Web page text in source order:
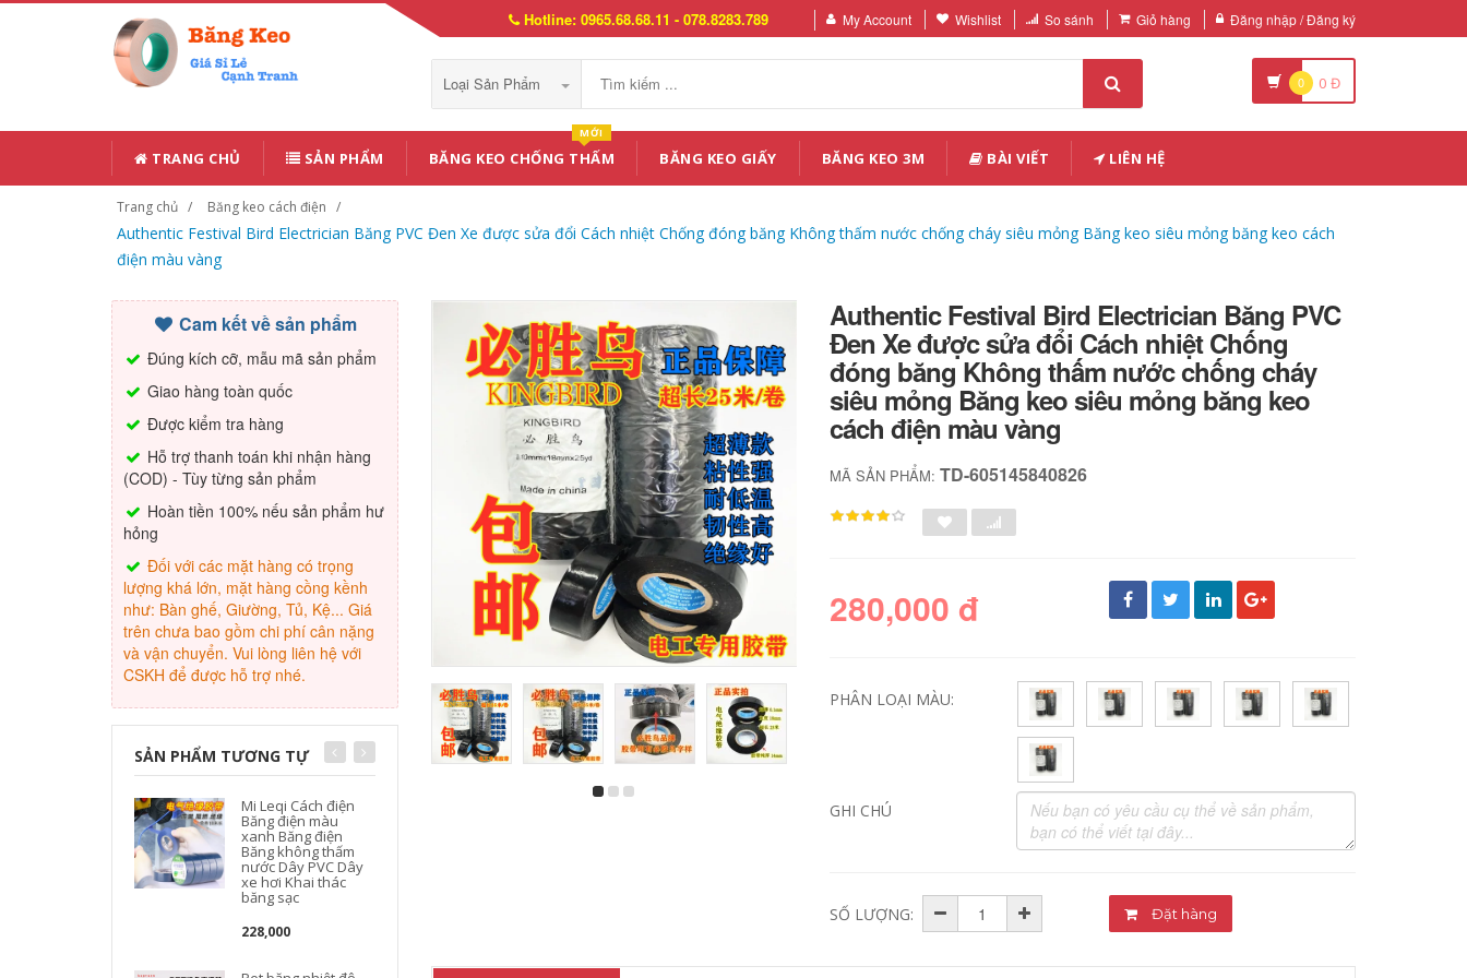
Hotline: 0965.68.68.11 - 078.8283.789 My Account Wishlist So sánh Giỏ hàng Đăng nhập / Đăng ký
Loại Sản Phẩm 0 0 Đ
TRANG CHỦ SẢN PHẨM BĂNG KEO CHỐNG THẤM
MỚI
BĂNG KEO GIẤY BĂNG KEO 3M BÀI VIẾT LIÊN HỆ
Trang chủ Băng keo cách điện
Authentic Festival Bird Electrician Băng PVC Đen Xe được sửa đổi Cách nhiệt Chống đóng băng Không thấm nước chống cháy siêu mỏng Băng keo siêu mỏng băng keo cách
điện màu vàng
Cam kết về sản phẩm
Đúng kích cỡ, mẫu mã sản phẩm
Giao hàng toàn quốc
Được kiểm tra hàng
Hỗ trợ thanh toán khi nhận hàng
(COD) - Tùy từng sản phẩm
Hoàn tiền 100% nếu sản phẩm hư
hỏng
Đối với các mặt hàng có trọng
lượng khá lớn, mặt hàng cồng kềnh
như: Bàn ghế, Giường, Tủ, Kệ... Giá
trên chưa bao gồm chi phí cân nặng
và vận chuyển. Vui lòng liên hệ với
CSKH để được hỗ trợ nhé.
SẢN PHẨM TƯƠNG TỰ
Mi Leqi Cách điện
Băng điện màu
xanh Băng điện
Băng không thấm
nước Dây PVC Dây
xe hơi Khai thác
băng sạc
228,000
262,000
Jinghua băng vải
màu băng dính tự
băng đỏ vàng xanh
một mặt băng keo
Authentic Festival Bird Electrician Băng PVC
Đen Xe được sửa đổi Cách nhiệt Chống
đóng băng Không thấm nước chống cháy
siêu mỏng Băng keo siêu mỏng băng keo
cách điện màu vàng
MÃ SẢN PHẨM:TD-605145840826
280,000 đ
PHÂN LOẠI MÀU:
GHI CHÚ
SỐ LƯỢNG: Đặt hàng